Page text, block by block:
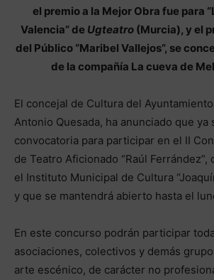
el premio a la Mejor Obra fue para
Valencia” de Ugteatro (Murcia), y el
del Público “Maribel Vallejos”, se
de la compañía La cueva de
El concejal de Cultura del
Antonio Quesada, ha anunciado que ya
convocatoria para participar en el II
de Teatro Aficionado “Raúl Ferrández”,
el Instituto Municipal de Cultura
y que se mantendrá abierto hasta el
En este concurso podrán participar
asociaciones, colectivos y demás
arte escénico, de carácter no